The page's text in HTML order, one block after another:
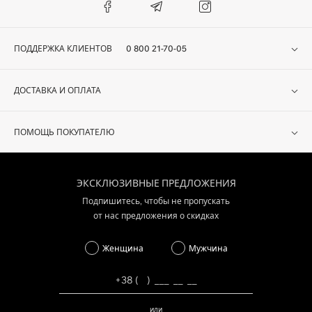
MODOZA.com. Здесь имеется удобная система оплаты товара, а
бесплатно. Поэтому выбирайте MODOZA.com и получайте
ПОДДЕРЖКА КЛИЕНТОВ 0 800 21-70-05
ДОСТАВКА И ОПЛАТА
ПОМОЩЬ ПОКУПАТЕЛЮ
ЭКСКЛЮЗИВНЫЕ ПРЕДЛОЖЕНИЯ
Подпишитесь, чтобы не пропускать
от нас предложения о скидках
Женщина Мужчина
или